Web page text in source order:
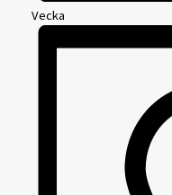
Vecka